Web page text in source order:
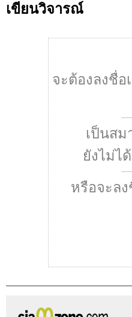
เขียนวิจารณ์
จะต้องลงชื่อ
เป็นสม
ยังไม่ไ
หรือจะลง